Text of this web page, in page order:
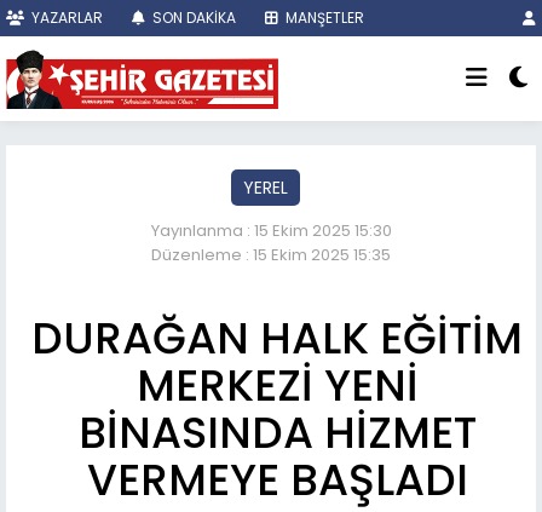
YAZARLAR SON DAKİKA MANŞETLER
YEREL
Yayınlanma : 15 Ekim 2025 15:30
Düzenleme : 15 Ekim 2025 15:35
DURAĞAN HALK EĞİTİM
MERKEZİ YENİ
BİNASINDA HİZMET
VERMEYE BAŞLADI